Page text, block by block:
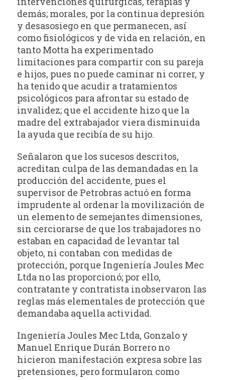
demás; morales, por la continua depresión
y desasosiego en que permanecen, así
como fisiológicos y de vida en relación, en
tanto Motta ha experimentado
limitaciones para compartir con su pareja
e hijos, pues no puede caminar ni correr, y
ha tenido que acudir a tratamientos
psicológicos para afrontar su estado de
invalidez; que el accidente hizo que la
madre del extrabajador viera disminuida
la ayuda que recibía de su hijo.
Señalaron que los sucesos descritos,
acreditan culpa de las demandadas en la
producción del accidente, pues el
supervisor de Petrobras actuó en forma
imprudente al ordenar la movilización de
un elemento de semejantes dimensiones,
sin cerciorarse de que los trabajadores no
estaban en capacidad de levantar tal
objeto, ni contaban con medidas de
protección, porque Ingeniería Joules Mec
Ltda no las proporcionó; por ello,
contratante y contratista inobservaron las
reglas más elementales de protección que
demandaba aquella actividad.
Ingeniería Joules Mec Ltda, Gonzalo y
Manuel Enrique Durán Borrero no
hicieron manifestación expresa sobre las
pretensiones, pero formularon como